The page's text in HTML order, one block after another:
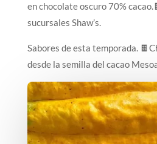
en chocolate oscuro 70%
sucursales Shaw’s.
Sabores de esta temporada.
desde la semilla del cacao